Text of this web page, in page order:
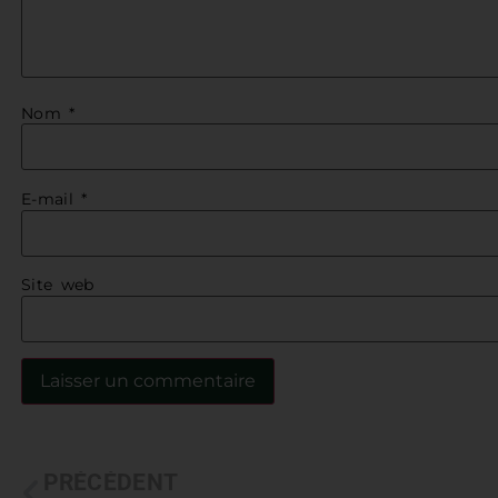
Nom *
E-mail *
Site web